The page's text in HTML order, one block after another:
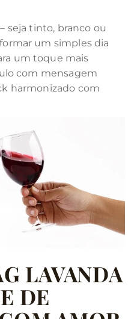
seja tinto, branco ou
um simples dia
um toque mais
com mensagem
harmonizado com
LAVANDA
DE